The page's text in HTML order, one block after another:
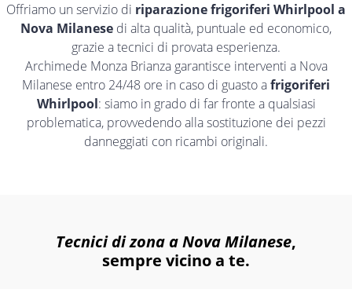
Offriamo un servizio di riparazione frigoriferi Whirlpool a
Nova Milanese di alta qualità, puntuale ed economico,
grazie a tecnici di provata esperienza.
Archimede Monza Brianza garantisce interventi a Nova
Milanese entro 24/48 ore in caso di guasto afrigoriferi
Whirlpool: siamo in grado di far fronte a qualsiasi
problematica, provvedendo alla sostituzione dei pezzi
danneggiati con ricambi originali.
Tecnici di zona a Nova Milanese,
sempre vicino a te.